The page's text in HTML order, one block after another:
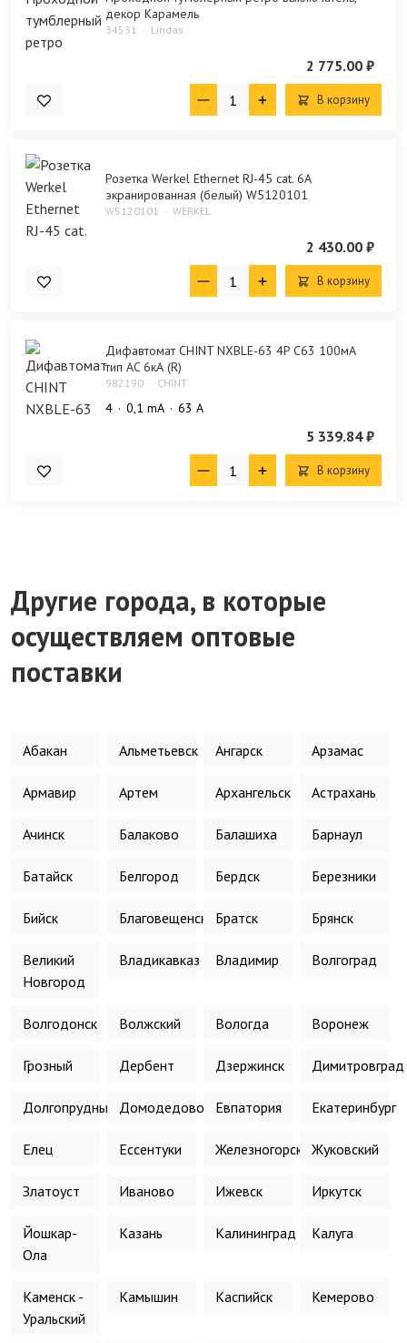
декор Карамель
34531 Lindas
2 775.00 ₽
В корзину
Розетка Werkel Ethernet RJ-45 cat. 6A
экранированная (белый) W5120101
W5120101 WERKEL
2 430.00 ₽
В корзину
Дифавтомат CHINT NXBLE-63 4P C63 100мА
тип AC 6кА (R)
982190 CHINT
4 0,1 mA 63 А
5 339.84 ₽
В корзину
Другие города, в которые
осуществляем оптовые
поставки
Абакан Альметьевск Ангарск Арзамас
Армавир Артем Архангельск Астрахань
Ачинск Балаково Балашиха Барнаул
Батайск Белгород Бердск Березники
Бийск Благовещенск Братск Брянск
Великий
Новгород
Владикавказ Владимир Волгоград
Волгодонск Волжский Вологда Воронеж
Грозный Дербент Дзержинск Димитровград
Долгопрудный Домодедово Евпатория Екатеринбург
Елец Ессентуки Железногорск Жуковский
Златоуст Иваново Ижевск Иркутск
Йошкар-
Ола
Казань Калининград Калуга
Каменск -
Уральский
Камышин Каспийск Кемерово